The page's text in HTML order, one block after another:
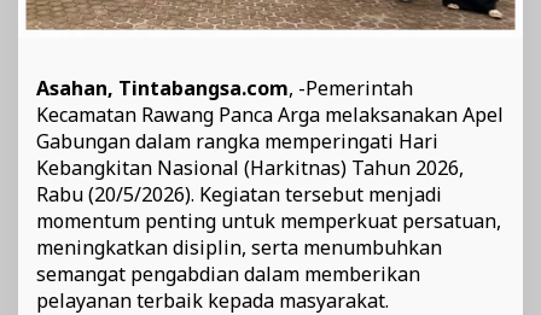
Asahan, Tintabangsa.com, -Pemerintah
Kecamatan Rawang Panca Arga melaksanakan Apel
Gabungan dalam rangka memperingati Hari
Kebangkitan Nasional (Harkitnas) Tahun 2026,
Rabu (20/5/2026). Kegiatan tersebut menjadi
momentum penting untuk memperkuat persatuan,
meningkatkan disiplin, serta menumbuhkan
semangat pengabdian dalam memberikan
pelayanan terbaik kepada masyarakat.